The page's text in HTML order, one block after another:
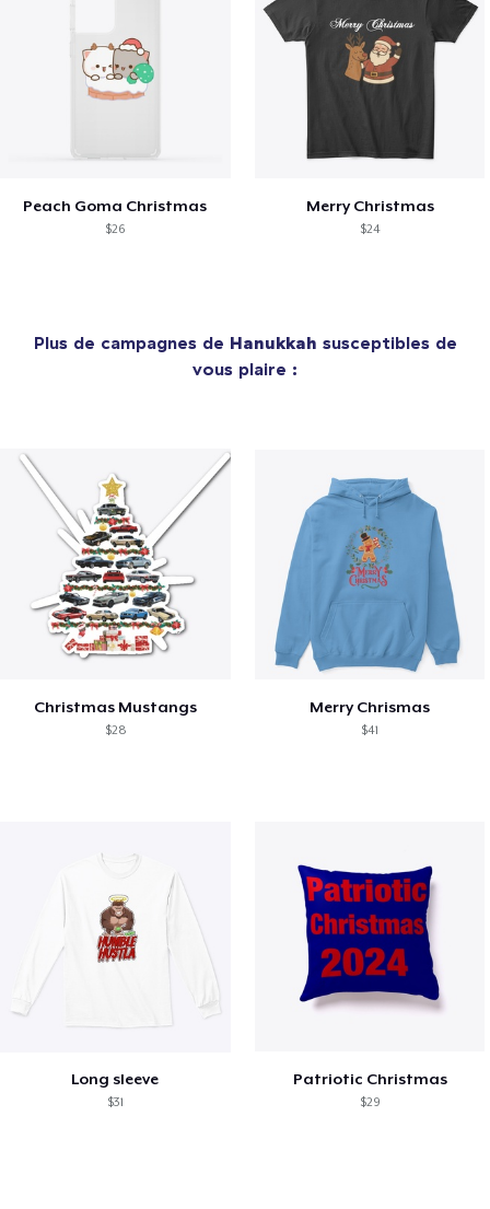
Peach Goma Christmas
$26
Merry Christmas
$24
Plus de campagnes de Hanukkah susceptibles de
vous plaire :
Christmas Mustangs
$28
Merry Chrismas
$41
Long sleeve
$31
Patriotic Christmas
$29